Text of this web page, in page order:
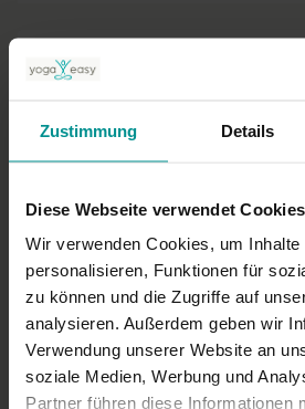
Zustimmung Details
Diese Webseite verwendet Cookies
Wir verwenden Cookies, um Inhalte
personalisieren, Funktionen für
zu können und die Zugriffe auf
analysieren. Außerdem geben wir
Verwendung unserer Website an
soziale Medien, Werbung und
Partner führen diese Informationen
Vilas Turske
vrksasana (rückgebeugter Baum mit
Sportliche Anfänger | Anusara Yoga